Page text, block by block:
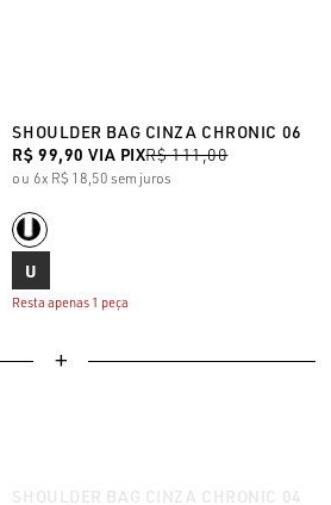
SHOULDER BAG CINZA CHRONIC 06
R$ 99,90 VIA PIXR$ 111,00
6x R$ 18,50 sem juros
U
Resta apenas 1 peça
SHOULDER BAG CINZA CHRONIC 04